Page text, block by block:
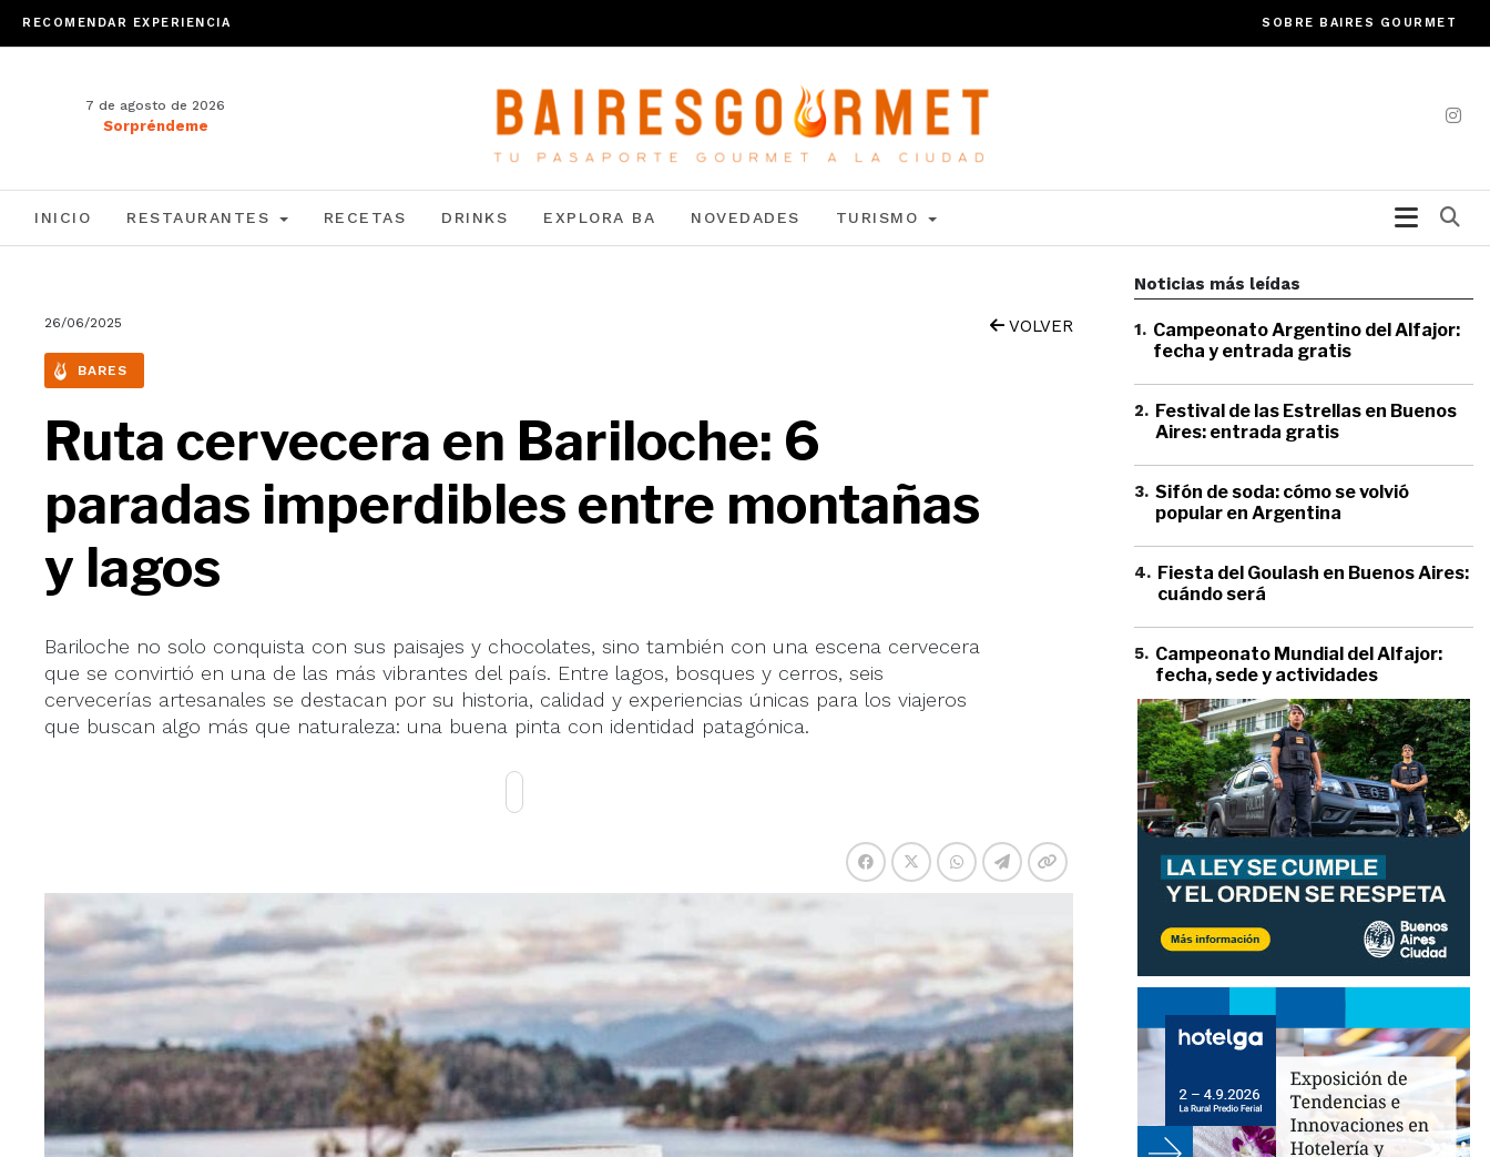
RECOMENDAR EXPERIENCIA SOBRE BAIRES GOURMET
7 de agosto de 2026
Sorpréndeme
INICIO RESTAURANTES RECETAS DRINKS EXPLORA BA NOVEDADES TURISMO
26/06/2025 VOLVER
BARES
Ruta cervecera en Bariloche: 6
paradas imperdibles entre montañas
y lagos
Bariloche no solo conquista con sus paisajes y chocolates, sino también con una escena cervecera
que se convirtió en una de las más vibrantes del país. Entre lagos, bosques y cerros, seis
cervecerías artesanales se destacan por su historia, calidad y experiencias únicas para los viajeros
que buscan algo más que naturaleza: una buena pinta con identidad patagónica.
Noticias más leídas
1. Campeonato Argentino del Alfajor:
fecha y entrada gratis
2. Festival de las Estrellas en Buenos
Aires: entrada gratis
3. Sifón de soda: cómo se volvió
popular en Argentina
4. Fiesta del Goulash en Buenos Aires:
cuándo será
5. Campeonato Mundial del Alfajor:
fecha, sede y actividades